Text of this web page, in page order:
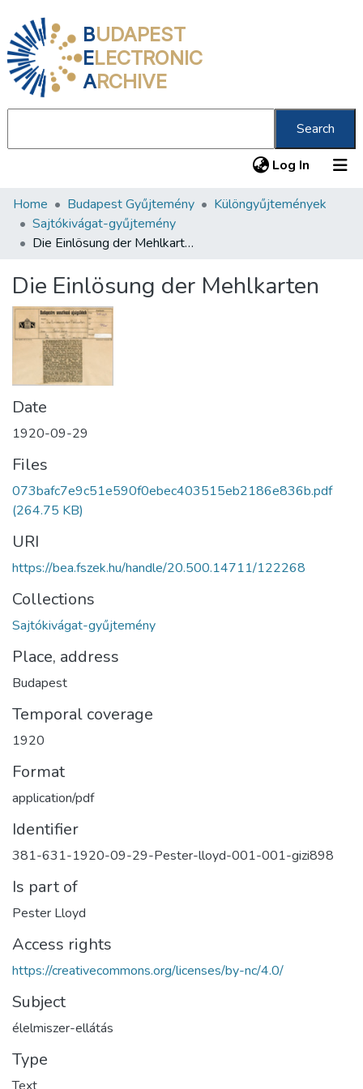
BUDAPEST
ELECTRONIC
ARCHIVE
Search
Log In (current)
Communities & Collections
All of DSpace
About us
Home Budapest Gyűjtemény
Különgyűjtemények
Sajtókivágat-gyűjtemény
Die Einlösung der Mehlkarten
Die Einlösung der Mehlkarten
Date
1920-09-29
Files
073bafc7e9c51e590f0ebec403515eb2186e836b.pdf
(264.75 KB)
URI
https://bea.fszek.hu/handle/20.500.14711/122268
Collections
Sajtókivágat-gyűjtemény
Place, address
Budapest
Temporal coverage
1920
Format
application/pdf
Identifier
381-631-1920-09-29-Pester-lloyd-001-001-gizi898
Is part of
Pester Lloyd
Access rights
https://creativecommons.org/licenses/by-nc/4.0/
Subject
élelmiszer-ellátás
Type